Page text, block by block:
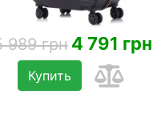
989 грн 4 791 грн
Купить